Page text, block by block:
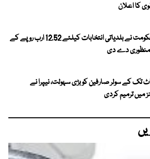
کا اعلان
پنجاب حکومت نے بلدیاتی انتخابات کیلئے 12.52 ارب روپے کے
منظوری دے دی
واٹ تک کے سولر صارفین کو بڑی سہولت، نیپرا نے
میں ترمیم کردی